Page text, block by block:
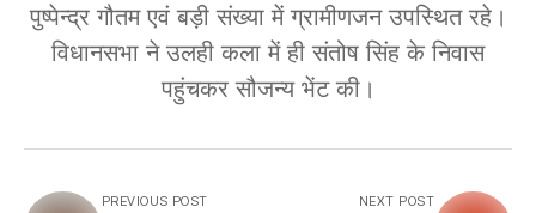
पुष्पेन्द्र गौतम एवं बड़ी संख्या में ग्रामीणजन उपस्थित रहे।
विधानसभा ने उलही कला में ही संतोष सिंह के निवास
पहुंचकर सौजन्य भेंट की।
PREVIOUS POST NEXT POST